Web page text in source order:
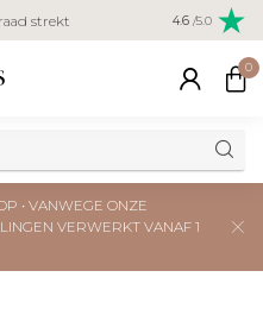
strekt Veilig
creditcard
4.6 /5.0
0
• VANWEGE ONZE
VERWERKT VANAF 1